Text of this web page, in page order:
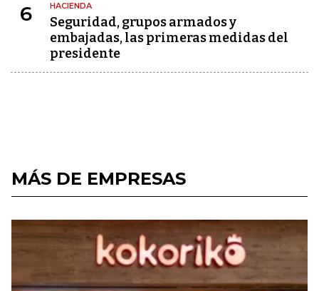
6 HACIENDA
Seguridad, grupos armados y
embajadas, las primeras medidas del
presidente
MÁS DE EMPRESAS